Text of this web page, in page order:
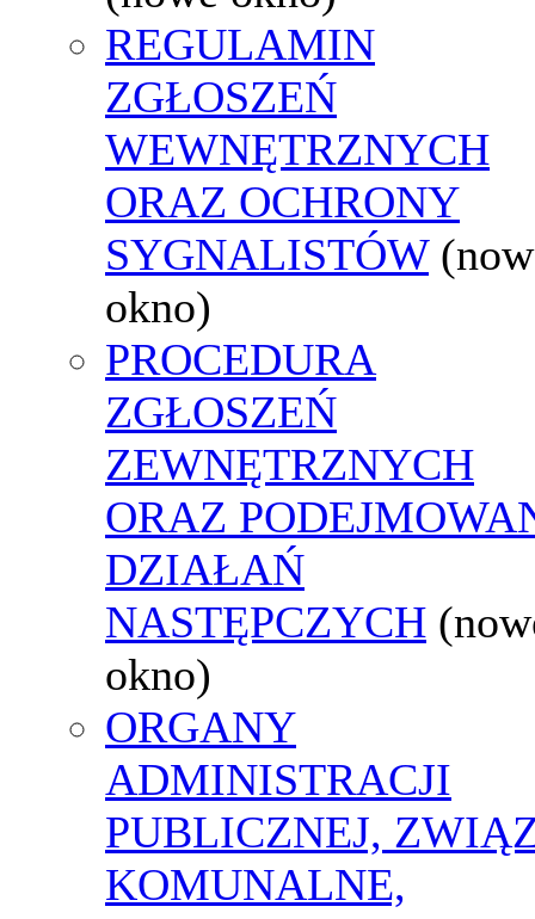
REGULAMIN
ZGŁOSZEŃ
WEWNĘTRZNYCH
ORAZ OCHRONY
SYGNALISTÓW
okno)
PROCEDURA
ZGŁOSZEŃ
ZEWNĘTRZNYCH
ORAZ
DZIAŁAŃ
NASTĘPCZYCH
okno)
ORGANY
ADMINISTRACJI
PUBLICZNEJ,
KOMUNALNE,